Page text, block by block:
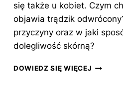
się także u kobiet. Czym
objawia trądzik
przyczyny oraz w jaki
dolegliwość skórną?
DOWIEDZ SIĘ WIĘCEJ TRĄDZIK